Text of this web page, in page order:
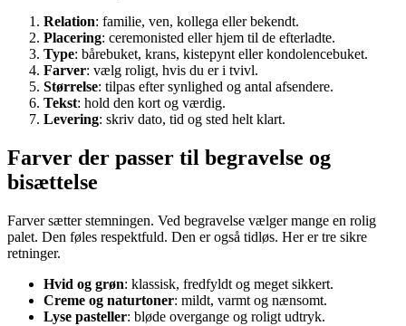
Relation: familie, ven, kollega eller bekendt.
Placering: ceremonisted eller hjem til de efterladte.
Type: bårebuket, krans, kistepynt eller kondolencebuket.
Farver: vælg roligt, hvis du er i tvivl.
Størrelse: tilpas efter synlighed og antal afsendere.
Tekst: hold den kort og værdig.
Levering: skriv dato, tid og sted helt klart.
Farver der passer til begravelse og
bisættelse
Farver sætter stemningen. Ved begravelse vælger mange en rolig
palet. Den føles respektfuld. Den er også tidløs. Her er tre sikre
retninger.
Hvid og grøn: klassisk, fredfyldt og meget sikkert.
Creme og naturtoner: mildt, varmt og nænsomt.
Lyse pasteller: bløde overgange og roligt udtryk.